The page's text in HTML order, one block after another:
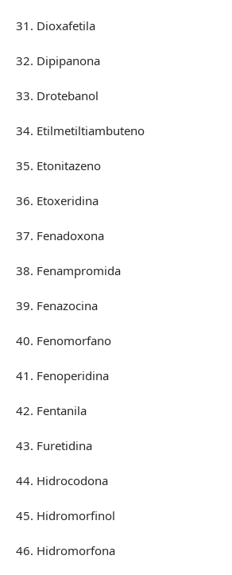
31. Dioxafetila
32. Dipipanona
33. Drotebanol
34. Etilmetiltiambuteno
35. Etonitazeno
36. Etoxeridina
37. Fenadoxona
38. Fenampromida
39. Fenazocina
40. Fenomorfano
41. Fenoperidina
42. Fentanila
43. Furetidina
44. Hidrocodona
45. Hidromorfinol
46. Hidromorfona